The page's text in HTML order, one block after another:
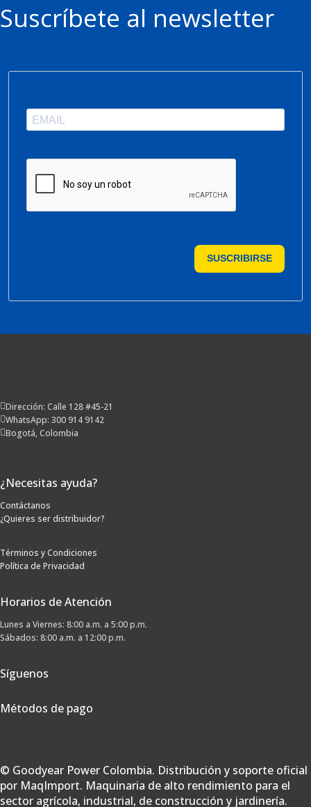
Suscríbete al newsletter
SUSCRIBIRSE
Dirección: Calle 128 #45-21
WhatsApp: 300 914 9142
Bogotá, Colombia
¿Necesitas ayuda?
Contáctanos
¿Quieres ser distribuidor?
Términos y Condiciones
Política de Privacidad
Horarios de Atención
Lunes a Viernes: 8:00 a.m. a 5:00 p.m.
Sábados: 8:00 a.m. a 12:00 p.m.
Síguenos
Métodos de pago
© Goodyear Power Colombia. Distribución y soporte oficial
por MaqImport. Maquinaria de alto rendimiento para el
sector agrícola, industrial, de construcción y jardinería.